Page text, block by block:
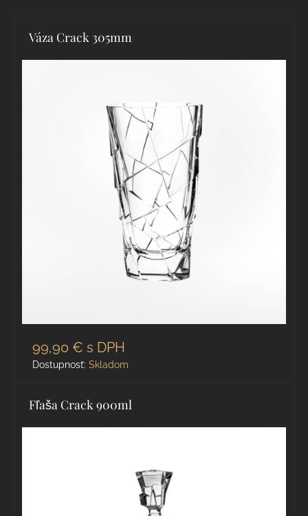
Váza Crack 305mm
99,90 € s DPH
Dostupnosť: Skladom
Fľaša Crack 900ml